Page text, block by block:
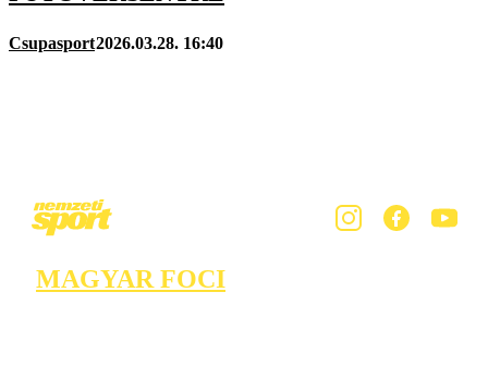
Csupasport2026.03.28. 16:40
MAGYAR FOCI